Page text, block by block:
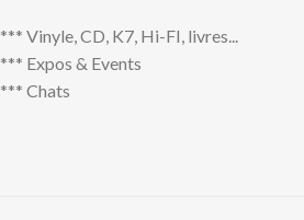
*** Vinyle, CD, K7, Hi-FI, livres...
*** Expos & Events
*** Chats